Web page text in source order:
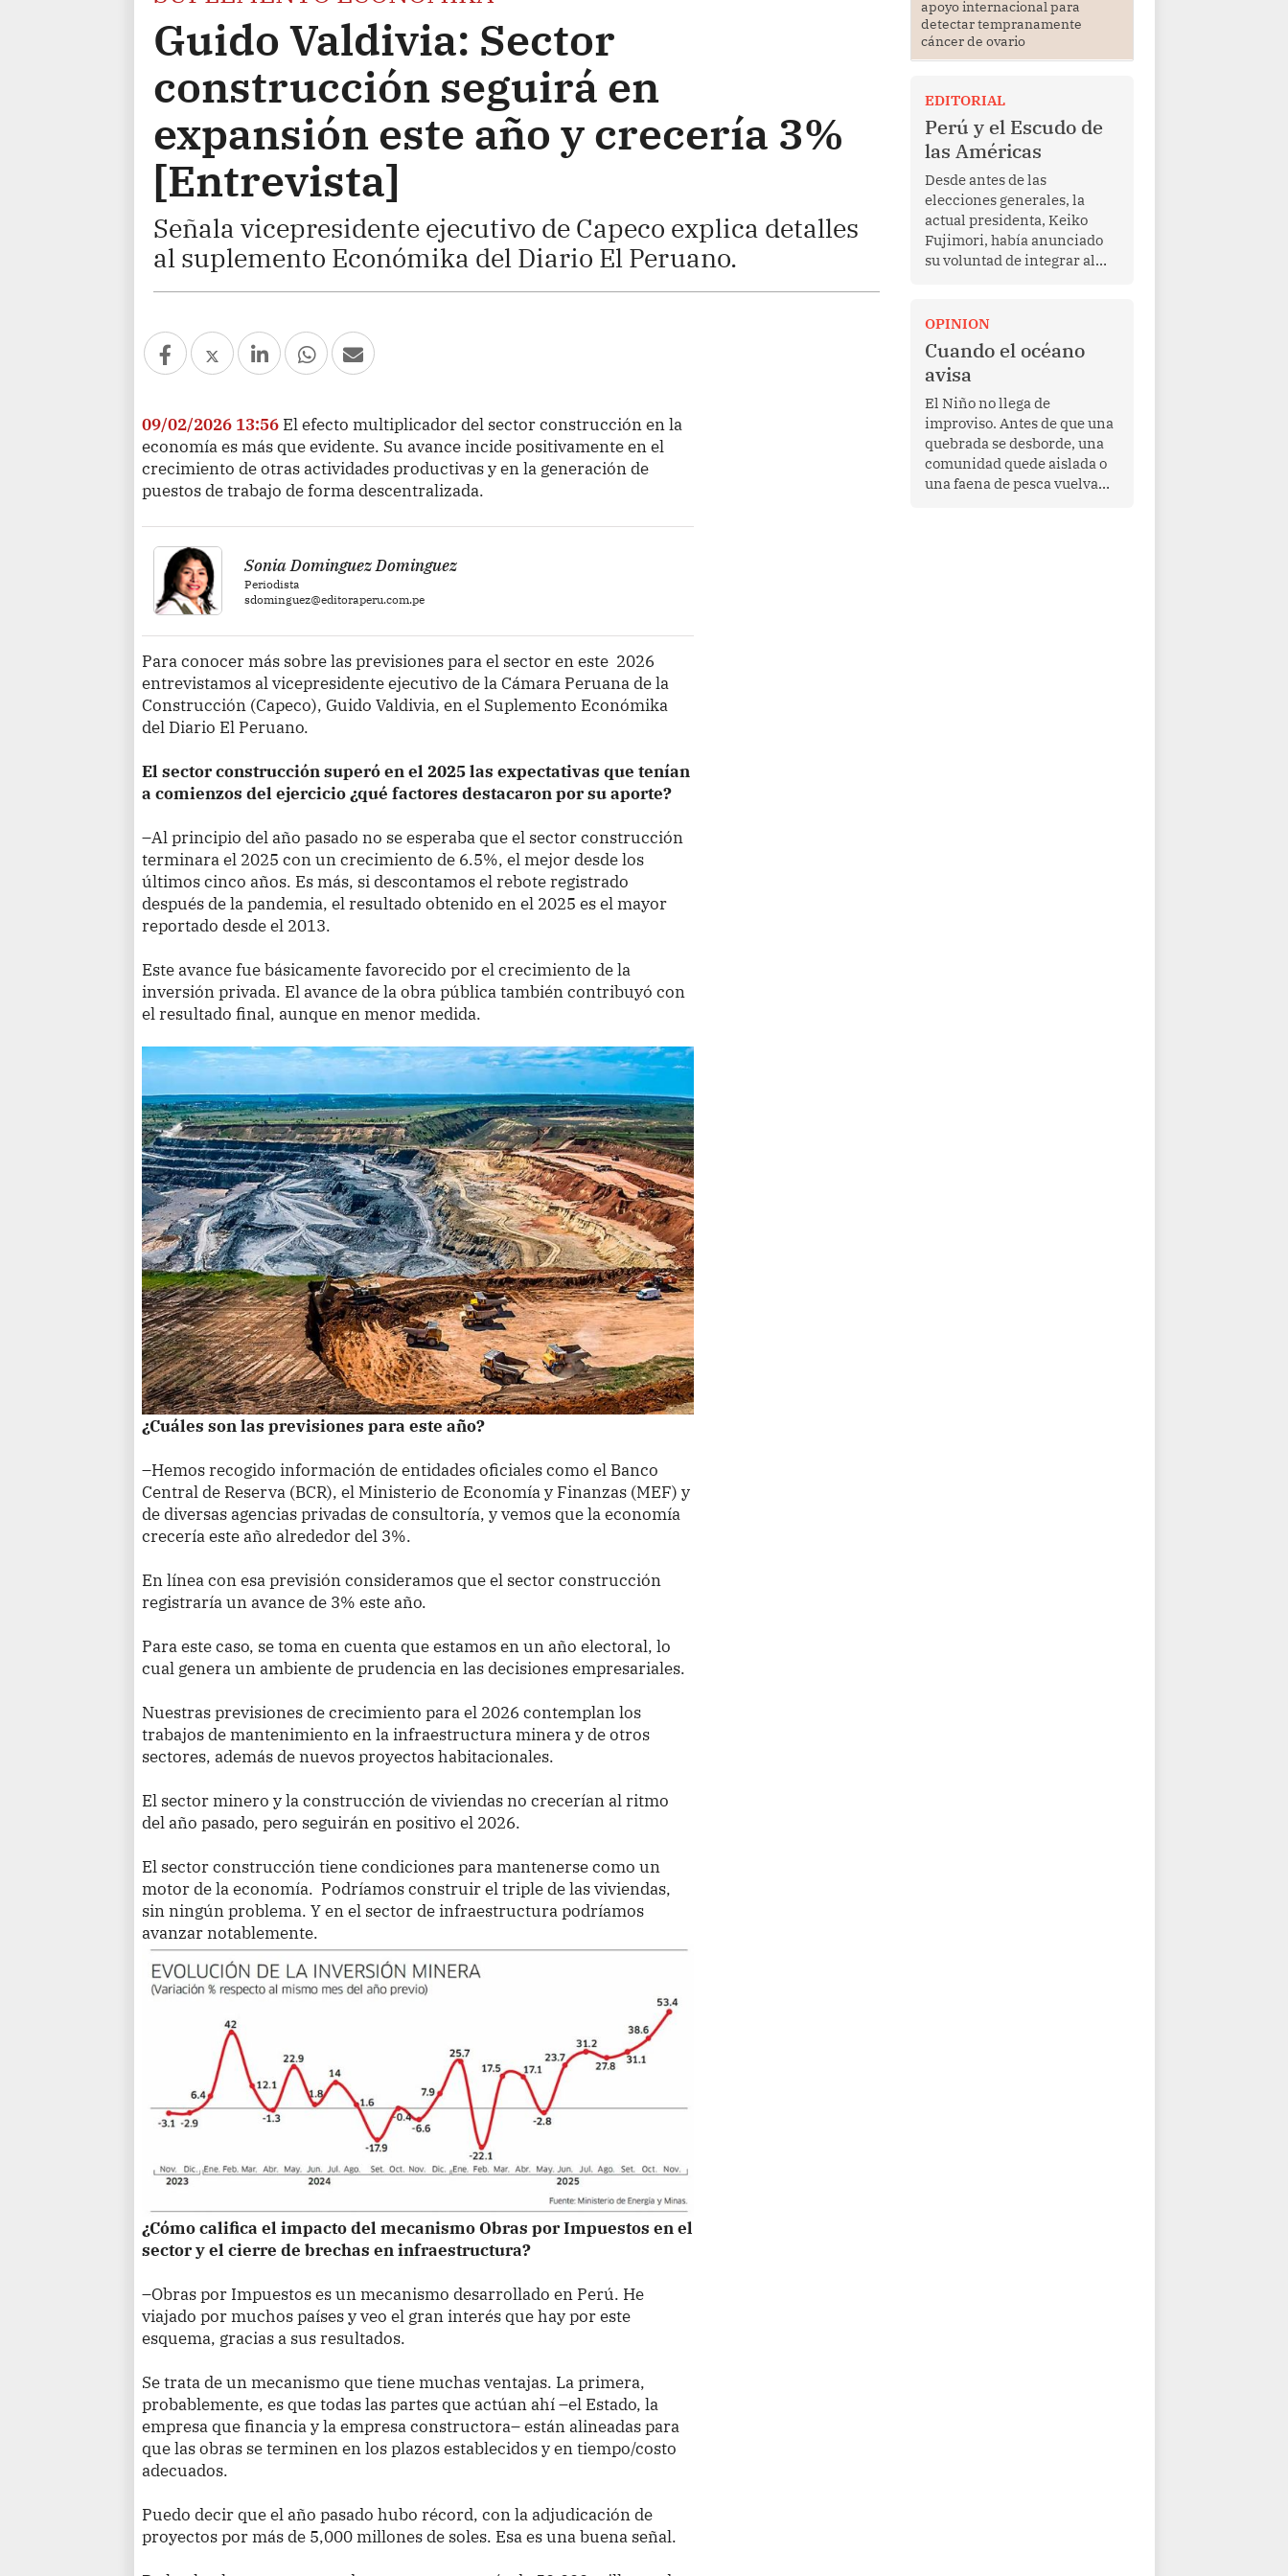
Guido Valdivia: Sector
construcción seguirá en
expansión este año y crecería 3%
[Entrevista]
Señala vicepresidente ejecutivo de Capeco explica detalles
al suplemento Económika del Diario El Peruano.
09/02/2026 13:56 El efecto multiplicador del sector construcción en la
economía es más que evidente. Su avance incide positivamente en el
crecimiento de otras actividades productivas y en la generación de
puestos de trabajo de forma descentralizada.
Sonia Dominguez Dominguez
Periodista
sdominguez@editoraperu.com.pe
Para conocer más sobre las previsiones para el sector en este 2026
entrevistamos al vicepresidente ejecutivo de la Cámara Peruana de la
Construcción (Capeco), Guido Valdivia, en el Suplemento Económika
del Diario El Peruano.
El sector construcción superó en el 2025 las expectativas que tenían
a comienzos del ejercicio ¿qué factores destacaron por su aporte?
–Al principio del año pasado no se esperaba que el sector construcción
terminara el 2025 con un crecimiento de 6.5%, el mejor desde los
últimos cinco años. Es más, si descontamos el rebote registrado
después de la pandemia, el resultado obtenido en el 2025 es el mayor
reportado desde el 2013.
Este avance fue básicamente favorecido por el crecimiento de la
inversión privada. El avance de la obra pública también contribuyó con
el resultado final, aunque en menor medida.
¿Cuáles son las previsiones para este año?
–Hemos recogido información de entidades oficiales como el Banco
Central de Reserva (BCR), el Ministerio de Economía y Finanzas (MEF) y
de diversas agencias privadas de consultoría, y vemos que la economía
crecería este año alrededor del 3%.
En línea con esa previsión consideramos que el sector construcción
registraría un avance de 3% este año.
Para este caso, se toma en cuenta que estamos en un año electoral, lo
cual genera un ambiente de prudencia en las decisiones empresariales.
Nuestras previsiones de crecimiento para el 2026 contemplan los
trabajos de mantenimiento en la infraestructura minera y de otros
sectores, además de nuevos proyectos habitacionales.
El sector minero y la construcción de viviendas no crecerían al ritmo
del año pasado, pero seguirán en positivo el 2026.
El sector construcción tiene condiciones para mantenerse como un
motor de la economía. Podríamos construir el triple de las viviendas,
sin ningún problema. Y en el sector de infraestructura podríamos
avanzar notablemente.
¿Cómo califica el impacto del mecanismo Obras por Impuestos en el
sector y el cierre de brechas en infraestructura?
–Obras por Impuestos es un mecanismo desarrollado en Perú. He
viajado por muchos países y veo el gran interés que hay por este
esquema, gracias a sus resultados.
Se trata de un mecanismo que tiene muchas ventajas. La primera,
probablemente, es que todas las partes que actúan ahí –el Estado, la
empresa que financia y la empresa constructora– están alineadas para
que las obras se terminen en los plazos establecidos y en tiempo/costo
adecuados.
Puedo decir que el año pasado hubo récord, con la adjudicación de
proyectos por más de 5,000 millones de soles. Esa es una buena señal.
apoyo internacional para
detectar tempranamente
cáncer de ovario
EDITORIAL
Perú y el Escudo de
las Américas
Desde antes de las
elecciones generales, la
actual presidenta, Keiko
Fujimori, había anunciado
su voluntad de integrar al
en marzo de este año por el
mandatario estadounidense
Donald Trump, con el fin de
enfrentar al crimen
transnacional organizado y
al tráfico de drogas.
OPINION
Cuando el océano
avisa
El Niño no llega de
improviso. Antes de que una
quebrada se desborde, una
comunidad quede aislada o
una faena de pesca vuelva